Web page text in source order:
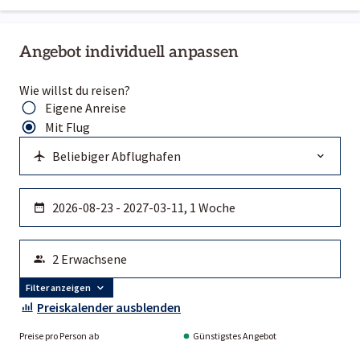
Angebot individuell anpassen
Wie willst du reisen?
Eigene Anreise
Mit Flug
Filter anzeigen
Preiskalender ausblenden
Preise pro Person ab Günstigstes Angebot